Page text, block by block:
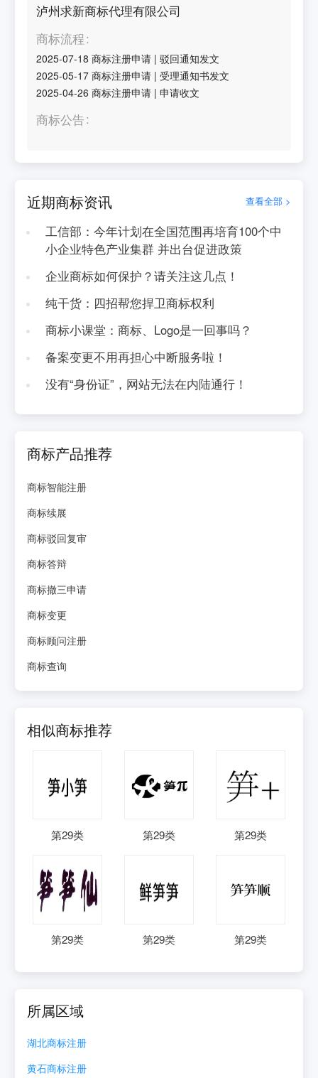
泸州求新商标代理有限公司
商标流程
2025-07-18 商标注册申请 |驳回通知发文
2025-05-17 商标注册申请 |受理通知书发文
2025-04-26 商标注册申请 |申请收文
商标公告
近期商标资讯 查看全部 >
工信部：今年计划在全国范围再培育100个中
小企业特色产业集群 并出台促进政策
企业商标如何保护？请关注这几点！
纯干货：四招帮您捍卫商标权利
商标小课堂：商标、Logo是一回事吗？
备案变更不用再担心中断服务啦！
没有“身份证”，网站无法在内陆通行！
商标产品推荐
商标智能注册
商标续展
商标驳回复审
商标答辩
商标撤三申请
商标变更
商标顾问注册
商标查询
相似商标推荐
第29类 第29类 第29类
第29类 第29类 第29类
所属区域
湖北商标注册
黄石商标注册